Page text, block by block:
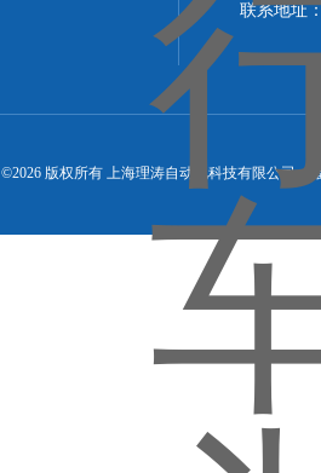
联系地址
©2026 版权所有 上海理涛自动化科技有限公司